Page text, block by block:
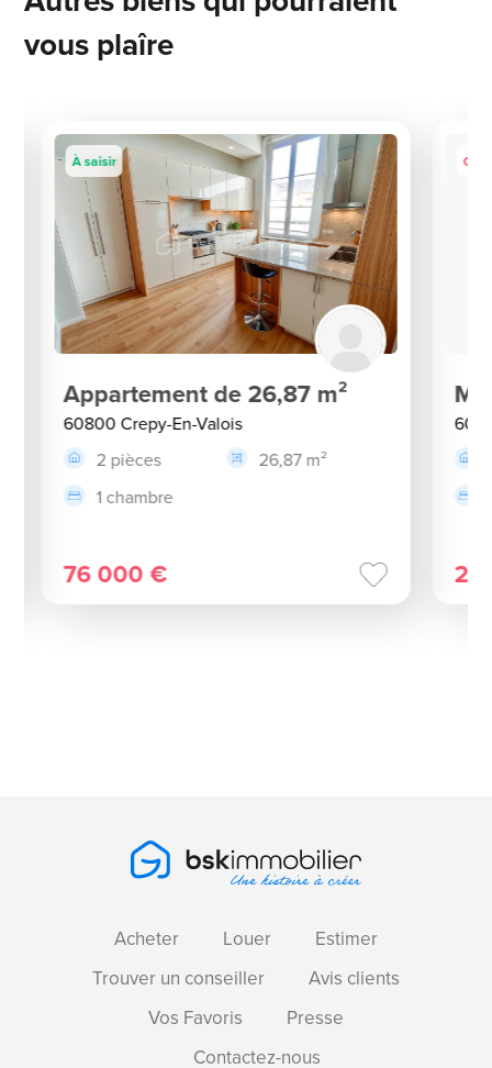
vous plaîre
À saisir
Appartement de 26,87 m²
60800 Crepy-En-Valois
2 pièces
26,87 m²
1 chambre
76 000 €
Acheter Louer
Estimer
Trouver un conseiller
Avis clients
Vos Favoris
Presse
Contactez-nous